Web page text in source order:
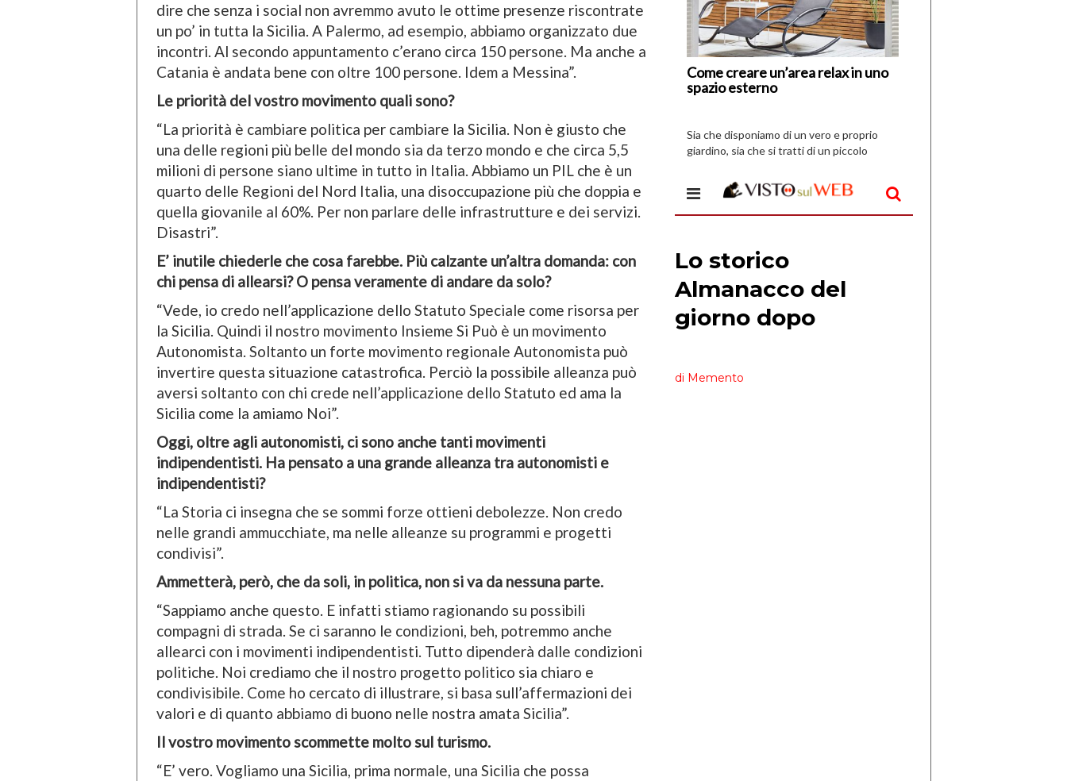
dire che senza i social non avremmo avuto le ottime presenze riscontrate
un po’ in tutta la Sicilia. A Palermo, ad esempio, abbiamo organizzato due
incontri. Al secondo appuntamento c’erano circa 150 persone. Ma anche a
Catania è andata bene con oltre 100 persone. Idem a Messina”.
Le priorità del vostro movimento quali sono?
“La priorità è cambiare politica per cambiare la Sicilia. Non è giusto che
una delle regioni più belle del mondo sia da terzo mondo e che circa 5,5
milioni di persone siano ultime in tutto in Italia. Abbiamo un PIL che è un
quarto delle Regioni del Nord Italia, una disoccupazione più che doppia e
quella giovanile al 60%. Per non parlare delle infrastrutture e dei servizi.
Disastri”.
E’ inutile chiederle che cosa farebbe. Più calzante un’altra domanda: con
chi pensa di allearsi? O pensa veramente di andare da solo?
“Vede, io credo nell’applicazione dello Statuto Speciale come risorsa per
la Sicilia. Quindi il nostro movimento Insieme Si Può è un movimento
Autonomista. Soltanto un forte movimento regionale Autonomista può
invertire questa situazione catastrofica. Perciò la possibile alleanza può
aversi soltanto con chi crede nell’applicazione dello Statuto ed ama la
Sicilia come la amiamo Noi”.
Oggi, oltre agli autonomisti, ci sono anche tanti movimenti
indipendentisti. Ha pensato a una grande alleanza tra autonomisti e
indipendentisti?
“La Storia ci insegna che se sommi forze ottieni debolezze. Non credo
nelle grandi ammucchiate, ma nelle alleanze su programmi e progetti
condivisi”.
Ammetterà, però, che da soli, in politica, non si va da nessuna parte.
“Sappiamo anche questo. E infatti stiamo ragionando su possibili
compagni di strada. Se ci saranno le condizioni, beh, potremmo anche
allearci con i movimenti indipendentisti. Tutto dipenderà dalle condizioni
politiche. Noi crediamo che il nostro progetto politico sia chiaro e
condivisibile. Come ho cercato di illustrare, si basa sull’affermazioni dei
valori e di quanto abbiamo di buono nelle nostra amata Sicilia”.
Il vostro movimento scommette molto sul turismo.
“E’ vero. Vogliamo una Sicilia, prima normale, una Sicilia che possa
Come creare un’area relax in uno
spazio esterno
Vespri
Sia che disponiamo di un vero e proprio
giardino, sia che si tratti di un piccolo